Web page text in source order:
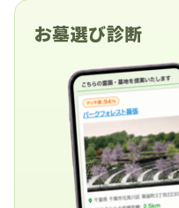
お墓選び診断